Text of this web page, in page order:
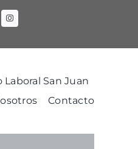
San Juan
Contacto